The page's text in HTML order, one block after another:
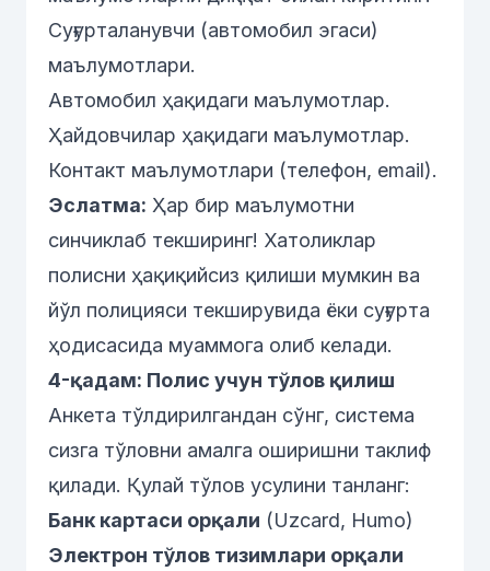
Суғурталанувчи (автомобил эгаси)
маълумотлари.
Автомобил ҳақидаги маълумотлар.
Ҳайдовчилар ҳақидаги маълумотлар.
Контакт маълумотлари (телефон, email).
Эслатма: Ҳар бир маълумотни
синчиклаб текширинг! Хатоликлар
полисни ҳақиқийсиз қилиши мумкин ва
йўл полицияси текширувида ёки суғурта
ҳодисасида муаммога олиб келади.
4-қадам: Полис учун тўлов қилиш
Анкета тўлдирилгандан сўнг, система
сизга тўловни амалга оширишни таклиф
қилади. Қулай тўлов усулини танланг:
Банк картаси орқали (Uzcard, Humo)
Электрон тўлов тизимлари орқали